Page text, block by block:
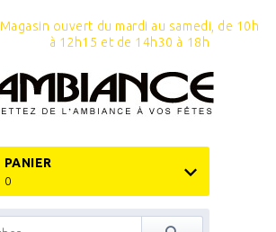
Magasin ouvert du mardi au samedi, de 10h
à 12h15 et de 14h30 à 18h
PANIER
0